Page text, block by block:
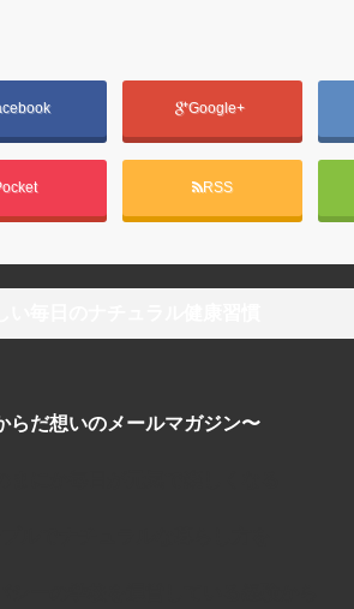
Google+
RSS
らだ想いのメールマガジン〜